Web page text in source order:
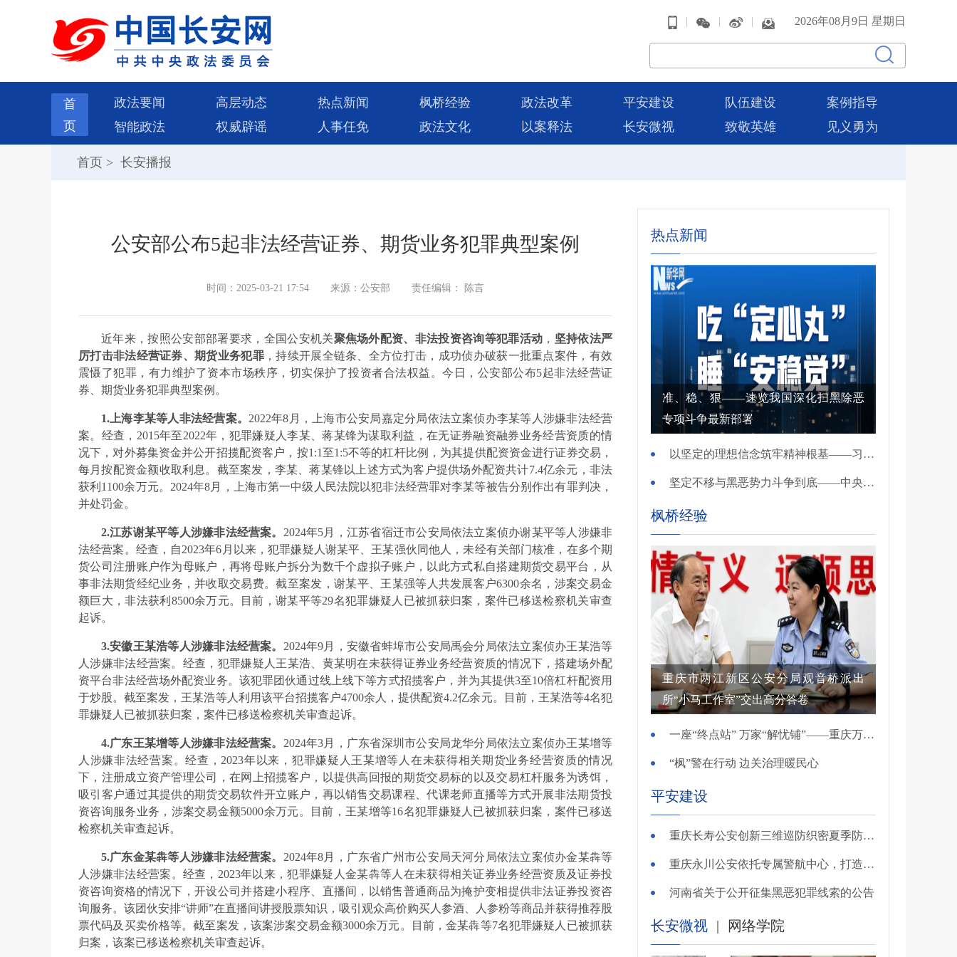
| | | 2026年08月9日 星期日
首
页
政法要闻 高层动态 热点新闻 枫桥经验 政法改革 平安建设 队伍建设
案例指导
智能政法
权威辟谣 人事任免 政法文化 以案释法 长安微视 致敬英雄 见义勇为
首页 > 长安播报
公安部公布5起非法经营证券、期货业务犯罪典型案例
时间：2025-03-21 17:54 来源：公安部 责任编辑： 陈言
近年来，按照公安部部署要求，全国公安机关聚焦场外配资、非法投资咨询等犯罪活动 ， 坚持依法严
厉打击非法经营证券、期货业务犯罪，持续开展全链条、全方位打击，成功侦办破获一批重点案件，有效
震慑了犯罪，有力维护了资本市场秩序，切实保护了投资者合法权益。今日，公安部公布5起非法经营证
券、期货业务犯罪典型案例。
1.上海李某等人非法经营案。 2022年8月，上海市公安局嘉定分局依法立案侦办李某等人涉嫌非法经营
案。经查，2015年至2022年，犯罪嫌疑人李某、蒋某锋为谋取利益，在无证券融资融券业务经营资质的情
况下，对外募集资金并公开招揽配资客户，按1:1至1:5不等的杠杆比例，为其提供配资资金进行证券交易，
每月按配资金额收取利息。截至案发，李某、蒋某锋以上述方式为客户提供场外配资共计7.4亿余元，非法
获利1100余万元。2024年8月，上海市第一中级人民法院以犯非法经营罪对李某等被告分别作出有罪判决，
并处罚金。
2.江苏谢某平等人涉嫌非法经营案。 2024年5月，江苏省宿迁市公安局依法立案侦办谢某平等人涉嫌非
法经营案。经查，自2023年6月以来，犯罪嫌疑人谢某平、王某强伙同他人，未经有关部门核准，在多个期
货公司注册账户作为母账户，再将母账户拆分为数千个虚拟子账户，以此方式私自搭建期货交易平台，从
事非法期货经纪业务，并收取交易费。截至案发，谢某平、王某强等人共发展客户6300余名，涉案交易金
额巨大，非法获利8500余万元。目前，谢某平等29名犯罪嫌疑人已被抓获归案，案件已移送检察机关审查
起诉。
3.安徽王某浩等人涉嫌非法经营案。 2024年9月，安徽省蚌埠市公安局禹会分局依法立案侦办王某浩等
人涉嫌非法经营案。经查，犯罪嫌疑人王某浩、黄某明在未获得证券业务经营资质的情况下，搭建场外配
资平台非法经营场外配资业务。该犯罪团伙通过线上线下等方式招揽客户，并为其提供3至10倍杠杆配资用
于炒股。截至案发，王某浩等人利用该平台招揽客户4700余人，提供配资4.2亿余元。目前，王某浩等4名犯
罪嫌疑人已被抓获归案，案件已移送检察机关审查起诉。
4.广东王某增等人涉嫌非法经营案。 2024年3月，广东省深圳市公安局龙华分局依法立案侦办王某增等
人涉嫌非法经营案。经查，2023年以来，犯罪嫌疑人王某增等人在未获得相关期货业务经营资质的情况
下，注册成立资产管理公司，在网上招揽客户，以提供高回报的期货交易标的以及交易杠杆服务为诱饵，
吸引客户通过其提供的期货交易软件开立账户，再以销售交易课程、代课老师直播等方式开展非法期货投
资咨询服务业务，涉案交易金额5000余万元。目前，王某增等16名犯罪嫌疑人已被抓获归案，案件已移送
检察机关审查起诉。
5.广东金某犇等人涉嫌非法经营案。 2024年8月，广东省广州市公安局天河分局依法立案侦办金某犇等
人涉嫌非法经营案。经查，2023年以来，犯罪嫌疑人金某犇等人在未获得相关证券业务经营资质及证券投
资咨询资格的情况下，开设公司并搭建小程序、直播间，以销售普通商品为掩护变相提供非法证券投资咨
询服务。该团伙安排“讲师”在直播间讲授股票知识，吸引观众高价购买人参酒、人参粉等商品并获得推荐股
票代码及买卖价格等。截至案发，该案涉案交易金额3000余万元。目前，金某犇等7名犯罪嫌疑人已被抓获
归案，该案已移送检察机关审查起诉。
热点新闻
准、稳、狠——速览我国深化扫黑除恶
专项斗争最新部署
以坚定的理想信念筑牢精神根基——习近平党建思想理论品格系列述评之一
坚定不移与黑恶势力斗争到底——中央政法委负责同志就开展深化扫黑除恶专项斗争有关问题答记者问
枫桥经验
重庆市两江新区公安分局观音桥派出
所“小马工作室”交出高分答卷
一座“终点站” 万家“解忧铺”——重庆万州综治中心基层治理创新实践观察
“枫”警在行动 边关治理暖民心
平安建设
重庆长寿公安创新三维巡防织密夏季防溺水安全网
重庆永川公安依托专属警航中心，打造“全域感知、智能研判”智慧警务模式
河南省关于公开征集黑恶犯罪线索的公告
长安微视 | 网络学院